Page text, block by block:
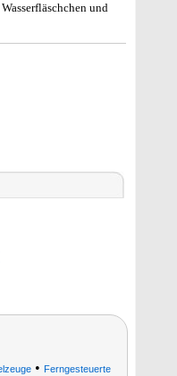
und
• Ferngesteuerte